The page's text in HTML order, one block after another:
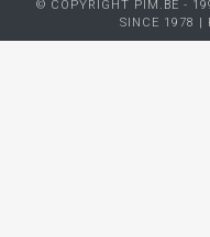
© COPYRIGHT PIM.BE -
SINCE 1978 |